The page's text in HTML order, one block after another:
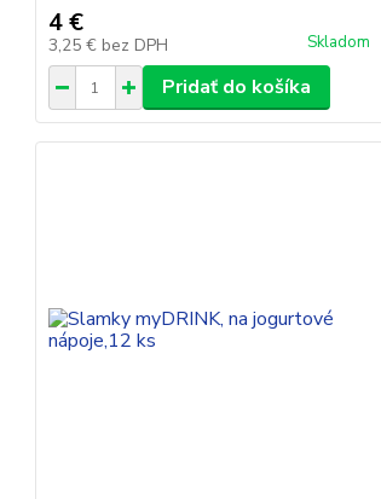
4 €
3,25 € bez DPH Skladom
Pridať do košíka